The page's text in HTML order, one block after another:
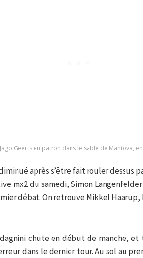
Jago Geerts en patron dans le sable de Mantova,
après s’être fait rouler dessus
mx2 du samedi, Simon
débat. On retrouve Mikkel Haarup,
chute en début de manche, et
dans le dernier tour. Au sol au